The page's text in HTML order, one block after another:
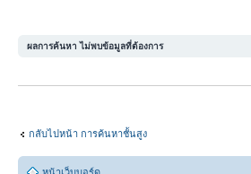
ผลการค้นหา ไม่พบข้อมูลที่ต้องการ
กลับไปหน้า การค้นหาชั้นสูง
หน้าเว็บบอร์ด